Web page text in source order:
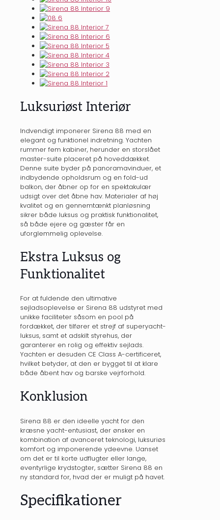
Luksuriøst Interiør
Indvendigt imponerer Sirena 88 med en
elegant og funktionel indretning. Yachten
rummer fem kabiner, herunder en storslået
master-suite placeret på hoveddækket.
Denne suite byder på panoramavinduer, et
indbydende opholdsrum og en fold-ud
balkon, der åbner op for en spektakulær
udsigt over det åbne hav. Materialer af høj
kvalitet og en gennemtænkt planløsning
sikrer både luksus og praktisk funktionalitet,
så både ejere og gæster får en
uforglemmelig oplevelse.
Ekstra Luksus og
Funktionalitet
For at fuldende den ultimative
sejladsoplevelse er Sirena 88 udstyret med
unikke faciliteter såsom en pool på
fordækket, der tilfører et strejf af superyacht-
luksus, samt et adskilt styrehus, der
garanterer en rolig og effektiv sejlads.
Yachten er desuden CE Class A-certificeret,
hvilket betyder, at den er bygget til at klare
både åbent hav og barske vejrforhold.
Konklusion
Sirena 88 er den ideelle yacht for den
kræsne yacht-entusiast, der ønsker en
kombination af avanceret teknologi, luksuriøs
komfort og imponerende ydeevne. Uanset
om det er til korte udflugter eller lange,
eventyrlige krydstogter, sætter Sirena 88 en
ny standard for, hvad der er muligt på havet.
Specifikationer